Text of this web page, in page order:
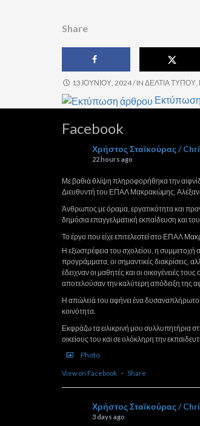
Share
13 ΙΟΥΝΊΟΥ, 2024/ IN ΔΕΛΤΊΑ ΤΎΠΟΥ,
Facebook
Χρήστος Σταϊκούρας /
22 hours ago
Με βαθιά θλίψη πληροφορήθηκα την
Διευθυντή του ΕΠΑΛ Μακρακώμης,
Άνθρωπος με όραμα, εργατικότητα και
δημόσια επαγγελματική εκπαίδευση και
Το έργο που είχε επιτελεστεί στο ΕΠΑΛ
Η εξωστρέφεια του σχολείου, η συμμετοχή
προγράμματα, οι σημαντικές διακρίσεις,
έδειχναν οι μαθητές και οι οικογένειές τους
αποτελούσαν την καλύτερη απόδειξη της
Η απώλειά του αφήνει ένα δυσαναπλήρωτο
κοινότητα.
Εκφράζω τα ειλικρινή μου συλλυπητήρια
οικείους του και σε ολόκληρη την
Photo
View on Facebook · Share
Χρήστος Σταϊκούρας /
3 days ago